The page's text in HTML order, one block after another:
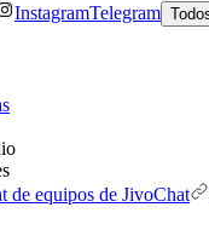
InstagramTelegram
de equipos de JivoChat